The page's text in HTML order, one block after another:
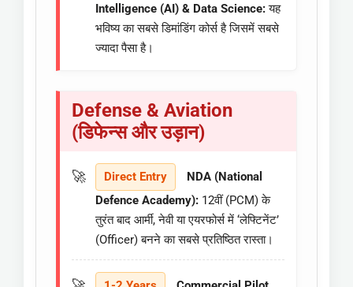
Intelligence (AI) & Data Science:यह
भविष्य का सबसे डिमांडिंग कोर्स है जिसमें सबसे
ज्यादा पैसा है।
Defense & Aviation
(डिफेन्स और उड़ान)
Direct Entry
NDA (National
Defence Academy): 12वीं (PCM) के
तुरंत बाद आर्मी, नेवी या एयरफोर्स में ‘लेफ्टिनेंट’
(Officer) बनने का सबसे प्रतिष्ठित रास्ता।